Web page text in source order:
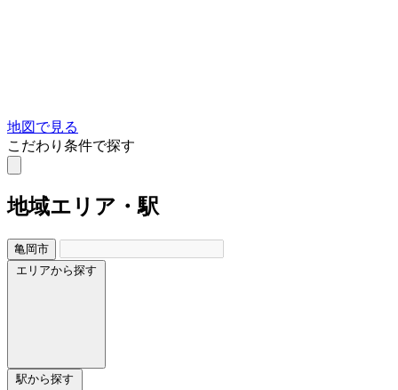
地図で見る
こだわり条件で探す
地域エリア・駅
亀岡市
エリアから探す
駅から探す